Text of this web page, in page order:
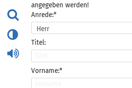
angegeben werden!
Anrede:*
Titel:
Vorname:*